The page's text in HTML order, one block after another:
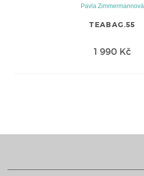
Pavla Zimmermannová
TEABAG.55
1 990 Kč